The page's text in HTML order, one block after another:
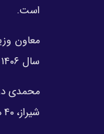
است.
سال ۱۴۰۶ می‌رسیم که این موضوع ما را در پیاده‌سازی مسئولیت اجتماعی به شکل متنوع در جغرافیای کشور به‌شدت قوی کند.
شیراز، ۴۰ هزار تن در پتروشیمی کرمانشاه، ۱۵۰ هزار تن در پتروشیمی مارون و ۴۳۵ هزار تن در پتروشیمی رازی محقق شده است.